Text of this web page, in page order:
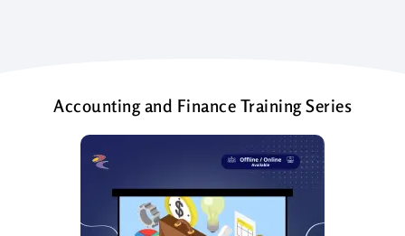
Accounting and Finance Training Series